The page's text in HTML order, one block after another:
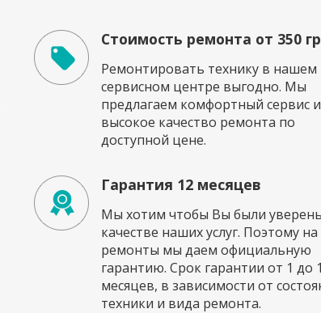
Стоимость ремонта от 350
Ремонтировать технику в нашем
сервисном центре выгодно. Мы
предлагаем комфортный сервис и
высокое качество ремонта по
доступной цене.
Гарантия 12 месяцев
Мы хотим чтобы Вы были
качестве наших услуг. Поэтому на
ремонты мы даем официальную
гарантию. Срок гарантии от 1 до
месяцев, в зависимости от
техники и вида ремонта.